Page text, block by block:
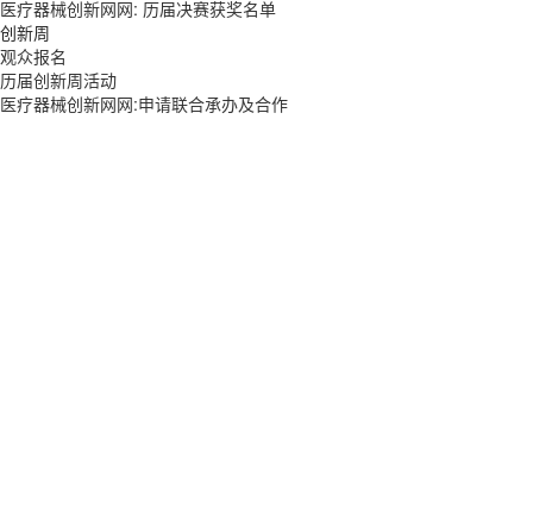
医疗器械创新网网: 历届决赛获奖名单
创新周
观众报名
历届创新周活动
医疗器械创新网网:申请联合承办及合作